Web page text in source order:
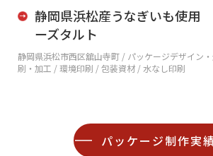
静岡県浜松産うなぎいも使用
ーズタルト
静岡県浜松市西区舘山寺町 / パッケージデザイン
刷・加工 / 環境印刷 / 包装資材 / 水なし印刷
パッケージ制作実